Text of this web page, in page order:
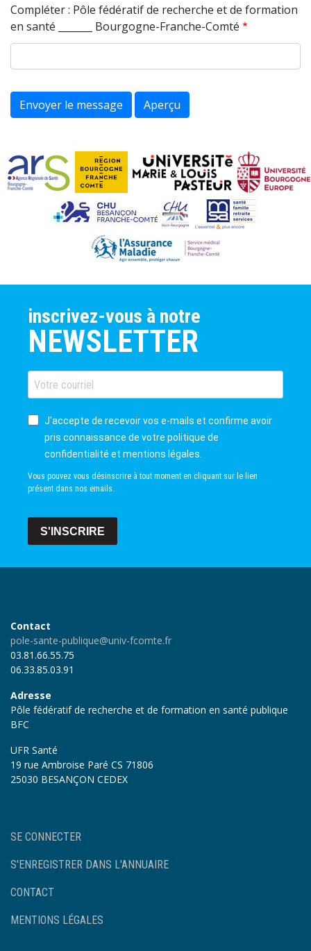
Compléter : Pôle fédératif de recherche et de formation
en santé _______ Bourgogne-Franche-Comté
inscrivez-vous à notre
NEWSLETTER
J'accepte de recevoir vos e-mails et confirme avoir
pris connaissance de votre politique de
confidentialité et mentions légales.
Vous pouvez vous désinscrire à tout moment en cliquant sur le lien
présent dans nos emails.
S'INSCRIRE
Contact
pole-sante-publique@univ-fcomte.fr
03.81.66.55.75
06.33.85.03.91
Adresse
Pôle fédératif de recherche et de formation en santé publique
BFC
UFR Santé
19 rue Ambroise Paré CS 71806
25030 BESANÇON CEDEX
User
account
menu
SE CONNECTER
S'ENREGISTRER DANS L'ANNUAIRE
Footer
CONTACT
MENTIONS LÉGALES